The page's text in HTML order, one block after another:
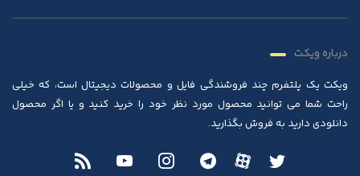
درباره ویکت
ویکت یک پلتفرم چند فروشندگی فایل و محصولات دیجیتال است، که خیلی
راحت شما می توانید محصول مورد نظر خود را خرید کنید و یا اگر محصول
دانلودی دارید به فروش بگذارید.